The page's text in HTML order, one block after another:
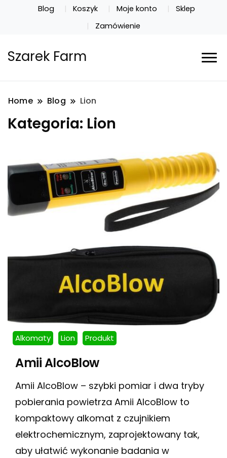
Blog Koszyk Moje konto
Sklep
Zamówienie
Szarek Farm
Home Blog Lion
Kategoria: Lion
Alkomaty Lion Produkt
Amii AlcoBlow
Amii AlcoBlow – szybki pomiar i dwa tryby
pobierania powietrza Amii AlcoBlow to
kompaktowy alkomat z czujnikiem
elektrochemicznym, zaprojektowany tak,
aby ułatwić wykonanie badania w